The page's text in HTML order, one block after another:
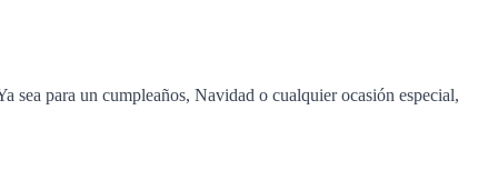
sea para un cumpleaños, Navidad o cualquier ocasión especial,